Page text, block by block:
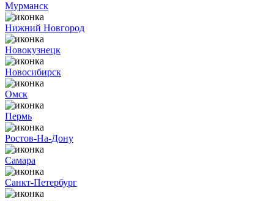
Мурманск
Нижний Новгород
Новокузнецк
Новосибирск
Омск
Пермь
Ростов-На-Дону
Самара
Санкт-Петербург